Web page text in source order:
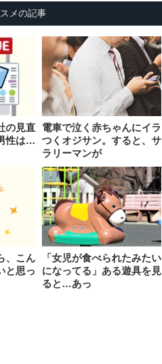
メの記事
の見直
性は…
電車で泣く赤ちゃんにイラ
つくオジサン。すると、サ
ラリーマンが
、こん
と思っ
「女児が食べられたみたい
になってる」ある遊具を見
ると…あっ